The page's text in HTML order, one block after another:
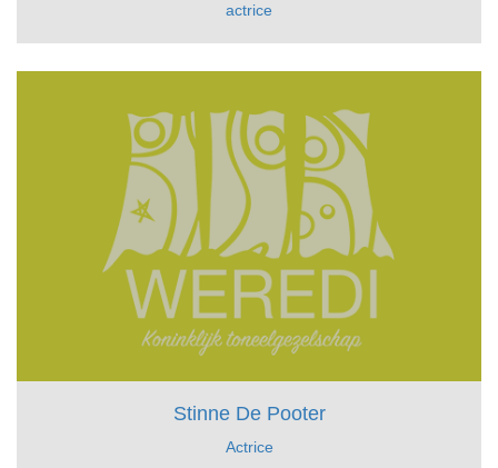
actrice
Stinne De Pooter
Actrice